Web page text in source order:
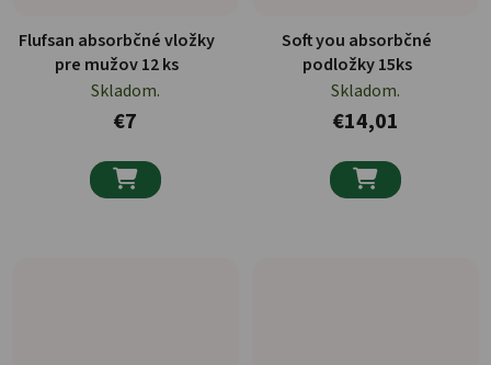
Flufsan absorbčné vložky
pre mužov 12 ks
Skladom.
€7

Soft you absorbčné
podložky 15ks
Skladom.
€14,01
